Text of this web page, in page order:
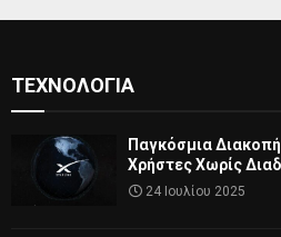
ΤΕΧΝΟΛΟΓΊΑ
Παγκόσμια
Χρήστες Χωρίς
24 Ιουλίου 2025